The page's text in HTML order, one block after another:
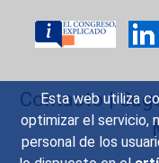
Esta web utiliza
optimizar el servicio,
personal de los
Contacto|